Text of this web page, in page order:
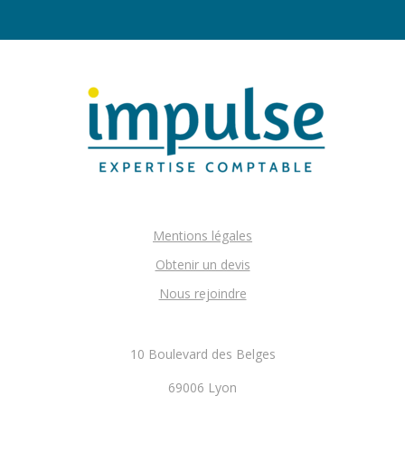
Mentions légales
Obtenir un devis
Nous rejoindre
10 Boulevard des Belges
69006 Lyon